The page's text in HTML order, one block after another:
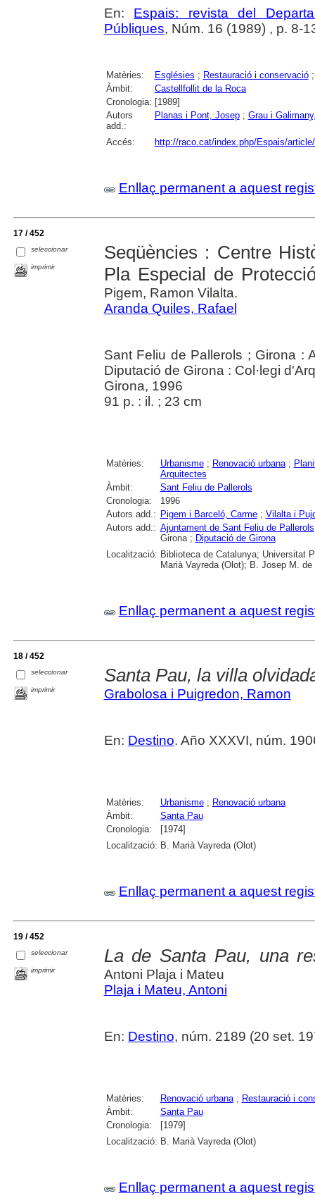
En: Espais: revista del
Públiques, Núm. 16 (1989) , p. 8-
Matèries: Esglésies ; Restauració i conservació
Àmbit:
Castellfollit de la Roca
Cronologia: [1989]
Autors
add.:
Planas i Pont, Josep; Grau i
Accés: http://raco.cat/index.php/Espais/
Enllaç permanent a aquest
17 / 452
seleccionar
imprimir
Seqüències : Centre
Pla Especial de
Pigem, Ramon Vilalta.
Aranda Quiles, Rafael
Sant Feliu de Pallerols ; Girona :
Diputació de Girona : Col·legi
Girona, 1996
91 p. : il. ; 23 cm
Matèries: Urbanisme; Renovació urbana;
Arquitectes
Àmbit:
Sant Feliu de Pallerols
Cronologia:
1996
Autors add.: Pigem i Barceló, Carme; Vilalta i
Autors add.: Ajuntament de Sant Feliu de Pallerols
Girona ; Diputació de Girona
Localització: Biblioteca de Catalunya; Universitat
Marià Vayreda (Olot); B. Josep M.
Enllaç permanent a aquest
18 / 452
seleccionar
imprimir
Santa Pau, la villa
Grabolosa i Puigredon, Ramon
En: Destino. Año XXXVI, núm.
Matèries: Urbanisme; Renovació urbana
Àmbit:
Santa Pau
Cronologia:
[1974]
Localització: B. Marià Vayreda (Olot)
Enllaç permanent a aquest
19 / 452
seleccionar
imprimir
La de Santa Pau, una
Antoni Plaja i Mateu
Plaja i Mateu, Antoni
En: Destino, núm. 2189 (20 set.
Matèries: Renovació urbana; Restauració i
Àmbit:
Santa Pau
Cronologia:
[1979]
Localització: B. Marià Vayreda (Olot)
Enllaç permanent a aquest